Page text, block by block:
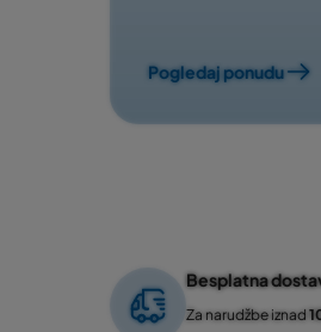
Pogledaj ponudu
Besplatna
Za narudžbe iznad